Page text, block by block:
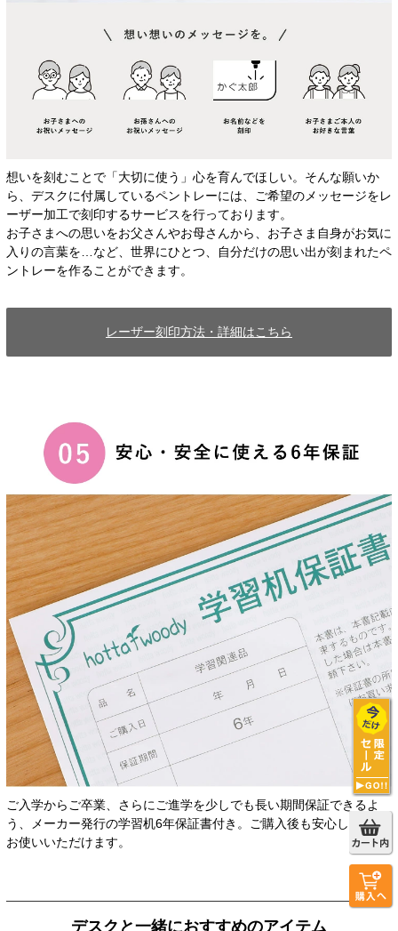
想いを刻むことで「大切に使う」心を育んでほしい。そんな願いか
ら、デスクに付属しているペントレーには、ご希望のメッセージをレ
ーザー加工で刻印するサービスを行っております。
お子さまへの思いをお父さんやお母さんから、お子さま自身がお気に
入りの言葉を…など、世界にひとつ、自分だけの思い出が刻まれたペ
ントレーを作ることができます。
レーザー刻印方法・詳細はこちら
ご入学からご卒業、さらにご進学を少しでも長い期間保証できるよ
う、メーカー発行の学習机6年保証書付き。ご購入後も安心して長く
お使いいただけます。
デスクと一緒におすすめのアイテム